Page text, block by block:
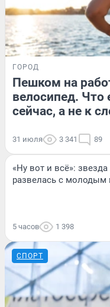
ГОРОД
Пешком на
велосипед.
сейчас, а не к
31 июля 3 341 89
«Ну вот и всё»:
развелась с молодым
5 часов 1 398
СПОРТ